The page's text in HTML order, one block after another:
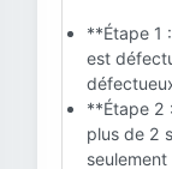
**Étape 1
est
**Étape 2
plus de 2